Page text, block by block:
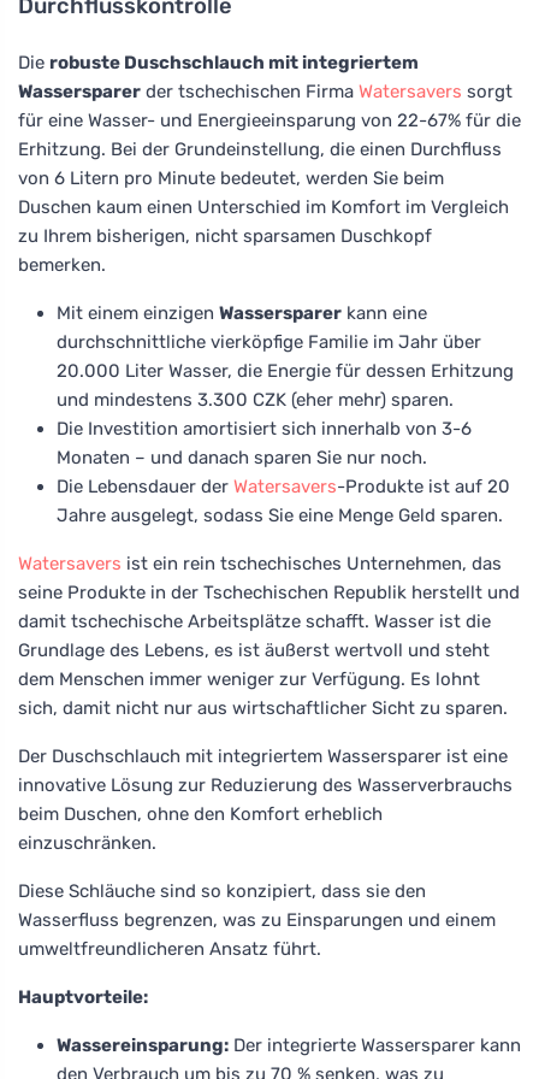
Durchflusskontrolle
Die robuste Duschschlauch mit integriertem
Wassersparer der tschechischen Firma Watersavers sorgt
für eine Wasser- und Energieeinsparung von 22-67% für die
Erhitzung. Bei der Grundeinstellung, die einen Durchfluss
von 6 Litern pro Minute bedeutet, werden Sie beim
Duschen kaum einen Unterschied im Komfort im Vergleich
zu Ihrem bisherigen, nicht sparsamen Duschkopf
bemerken.
Mit einem einzigen Wassersparer kann eine
durchschnittliche vierköpfige Familie im Jahr über
20.000 Liter Wasser, die Energie für dessen Erhitzung
und mindestens 3.300 CZK (eher mehr) sparen.
Die Investition amortisiert sich innerhalb von 3-6
Monaten – und danach sparen Sie nur noch.
Die Lebensdauer der Watersavers-Produkte ist auf 20
Jahre ausgelegt, sodass Sie eine Menge Geld sparen.
Watersavers ist ein rein tschechisches Unternehmen, das
seine Produkte in der Tschechischen Republik herstellt und
damit tschechische Arbeitsplätze schafft. Wasser ist die
Grundlage des Lebens, es ist äußerst wertvoll und steht
dem Menschen immer weniger zur Verfügung. Es lohnt
sich, damit nicht nur aus wirtschaftlicher Sicht zu sparen.
Der Duschschlauch mit integriertem Wassersparer ist eine
innovative Lösung zur Reduzierung des Wasserverbrauchs
beim Duschen, ohne den Komfort erheblich
einzuschränken.
Diese Schläuche sind so konzipiert, dass sie den
Wasserfluss begrenzen, was zu Einsparungen und einem
umweltfreundlicheren Ansatz führt.
Hauptvorteile:
Wassereinsparung: Der integrierte Wassersparer kann
den Verbrauch um bis zu 70 % senken, was zu